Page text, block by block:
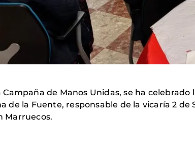
de Manos Unidas, se ha
de la Fuente, responsable de la vicaría 2
Marruecos.